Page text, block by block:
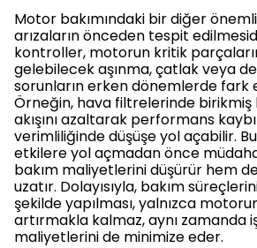
Motor bakımındaki bir diğer
arızaların önceden tespit
kontroller, motorun kritik
gelebilecek aşınma, çatlak veya
sorunların erken dönemlerde fark
Örneğin, hava filtrelerinde
akışını azaltarak performans
verimliliğinde düşüşe yol açabilir.
etkilere yol açmadan önce
bakım maliyetlerini düşürür hem
uzatır. Dolayısıyla, bakım
şekilde yapılması, yalnızca
artırmakla kalmaz, aynı zamanda
maliyetlerini de minimize eder.